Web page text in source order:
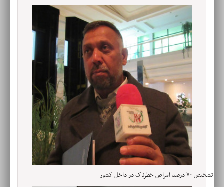
تشخیص ۷۰ درصد امراض خطرناک در داخل کشور